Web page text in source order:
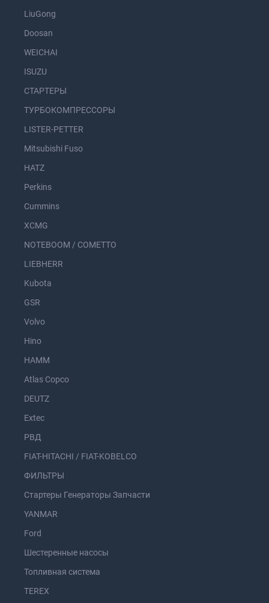
LiuGong
Doosan
WEICHAI
ISUZU
СТАРТЕРЫ
ТУРБОКОМПРЕССОРЫ
LISTER-PETTER
Mitsubishi Fuso
HATZ
Perkins
Cummins
XCMG
NOTEBOOM / COMETTO
LIEBHERR
Kubota
GSR
Volvo
Hino
HAMM
Atlas Copco
DEUTZ
Extec
РВД
FIAT-HITACHI / FIAT-KOBELCO
ФИЛЬТРЫ
Стартеры Генераторы Запчасти
YANMAR
Ford
Шестеренные насосы
Топливная система
TEREX